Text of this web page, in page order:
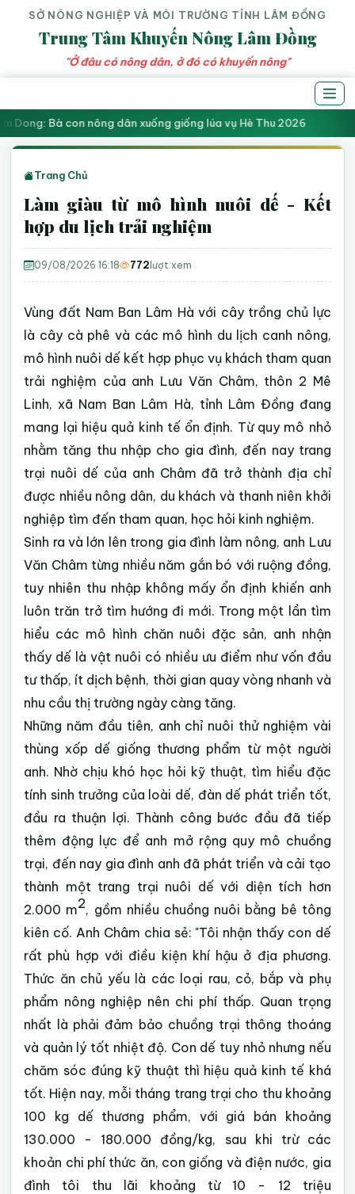
SỞ NÔNG NGHIỆP VÀ MÔI TRƯỜNG TỈNH LÂM ĐỒNG
Trung Tâm Khuyến Nông Lâm Đồng
"Ở đâu có nông dân, ở đó có khuyến nông"
Dong: Bà con nông dân xuống giống lúa vụ Hè Thu 2026
Trang Chủ
Làm giàu từ mô hình nuôi dế - Kết
hợp du lịch trải nghiệm
09/08/2026 16:18 772 lượt xem
Vùng đất Nam Ban Lâm Hà với cây trồng chủ lực
là cây cà phê và các mô hình du lịch canh nông,
mô hình nuôi dế kết hợp phục vụ khách tham quan
trải nghiệm của anh Lưu Văn Châm, thôn 2 Mê
Linh, xã Nam Ban Lâm Hà, tỉnh Lâm Đồng đang
mang lại hiệu quả kinh tế ổn định. Từ quy mô nhỏ
nhằm tăng thu nhập cho gia đình, đến nay trang
trại nuôi dế của anh Châm đã trở thành địa chỉ
được nhiều nông dân, du khách và thanh niên khởi
nghiệp tìm đến tham quan, học hỏi kinh nghiệm.
Sinh ra và lớn lên trong gia đình làm nông, anh Lưu
Văn Châm từng nhiều năm gắn bó với ruộng đồng,
tuy nhiên thu nhập không mấy ổn định khiến anh
luôn trăn trở tìm hướng đi mới. Trong một lần tìm
hiểu các mô hình chăn nuôi đặc sản, anh nhận
thấy dế là vật nuôi có nhiều ưu điểm như vốn đầu
tư thấp, ít dịch bệnh, thời gian quay vòng nhanh và
nhu cầu thị trường ngày càng tăng.
Những năm đầu tiên, anh chỉ nuôi thử nghiệm vài
thùng xốp dế giống thương phẩm từ một người
anh. Nhờ chịu khó học hỏi kỹ thuật, tìm hiểu đặc
tính sinh trưởng của loài dế, đàn dế phát triển tốt,
đầu ra thuận lợi. Thành công bước đầu đã tiếp
thêm động lực để anh mở rộng quy mô chuồng
trại, đến nay gia đình anh đã phát triển và cải tạo
thành một trang trại nuôi dế với diện tích hơn
2.000 m2, gồm nhiều chuồng nuôi bằng bê tông
kiên cố. Anh Châm chia sẻ: "Tôi nhận thấy con dế
rất phù hợp với điều kiện khí hậu ở địa phương.
Thức ăn chủ yếu là các loại rau, cỏ, bắp và phụ
phẩm nông nghiệp nên chi phí thấp. Quan trọng
nhất là phải đảm bảo chuồng trại thông thoáng
và quản lý tốt nhiệt độ. Con dế tuy nhỏ nhưng nếu
chăm sóc đúng kỹ thuật thì hiệu quả kinh tế khá
tốt. Hiện nay, mỗi tháng trang trại cho thu khoảng
100 kg dế thương phẩm, với giá bán khoảng
130.000 - 180.000 đồng/kg, sau khi trừ các
khoản chi phí thức ăn, con giống và điện nước, gia
đình tôi thu lãi khoảng từ 10 - 12 triệu